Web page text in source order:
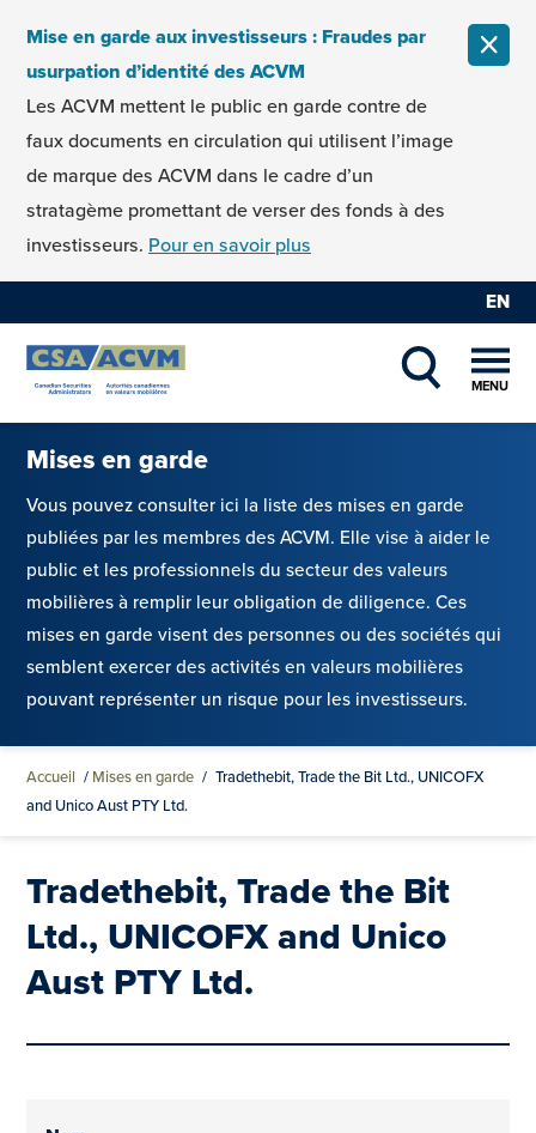
Mise en garde aux investisseurs : Fraudes par
usurpation d’identité des ACVM
Les ACVM mettent le public en garde contre de
faux documents en circulation qui utilisent l’image
de marque des ACVM dans le cadre d’un
stratagème promettant de verser des fonds à des
investisseurs. Pour en savoir plus
EN
SHOW
MENU
Mises en garde
Vous pouvez consulter ici la liste des mises en garde
publiées par les membres des ACVM. Elle vise à aider le
public et les professionnels du secteur des valeurs
mobilières à remplir leur obligation de diligence. Ces
mises en garde visent des personnes ou des sociétés qui
semblent exercer des activités en valeurs mobilières
pouvant représenter un risque pour les investisseurs.
Accueil / Mises en garde / Tradethebit, Trade the Bit Ltd., UNICOFX
and Unico Aust PTY Ltd.
Tradethebit, Trade the Bit
Ltd., UNICOFX and Unico
Aust PTY Ltd.